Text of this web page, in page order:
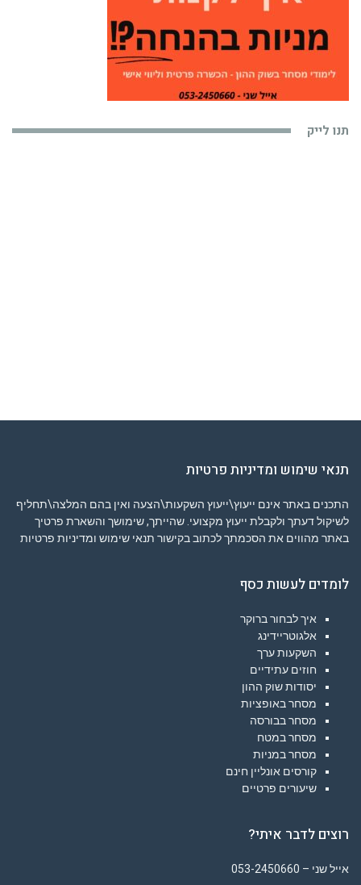
תנו לייק
תנאי שימוש ומדיניות פרטיות
התכנים באתר אינם ייעוץ\ייעוץ השקעות\הצעה ואין בהם המלצה\תחליף
לשיקול דעתך ולקבלת ייעוץ מקצועי. שהייתך, שימושך והשארת פרטיך
באתר מהווים את הסכמתך לכתוב בקישור תנאי שימוש ומדיניות פרטיות
לומדים לעשות כסף
איך לבחור ברוקר
אלגוטריידינג
השקעות ערך
חוזים עתידיים
יסודות שוק ההון
מסחר באופציות
מסחר בבורסה
מסחר במטח
מסחר במניות
קורסים אונליין חינם
שיעורים פרטיים
רוצים לדבר איתי?
אייל שני – 053-2450660